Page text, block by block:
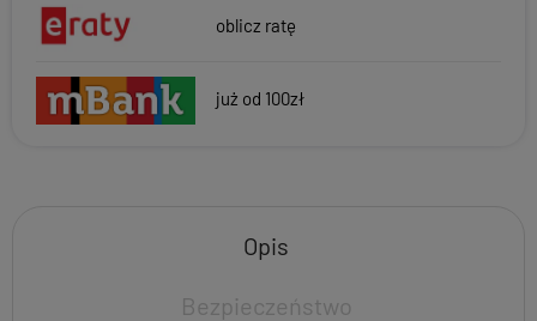
oblicz ratę
już od 100zł
Opis
Bezpieczeństwo